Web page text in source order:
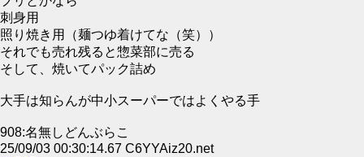
刺身用
照り焼き用（麺つゆ着けてな（笑））
それでも売れ残ると惣菜部に売る
そして、焼いてパック詰め
大手は知らんが中小スーパーではよくやる手
908:名無しどんぶらこ
25/09/03 00:30:14.67 C6YYAiz20.net